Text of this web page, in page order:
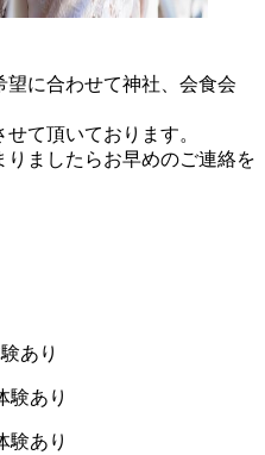
に合わせて神社、会食会
て頂いております。
ましたらお早めのご連絡を
験あり
あり
験あり